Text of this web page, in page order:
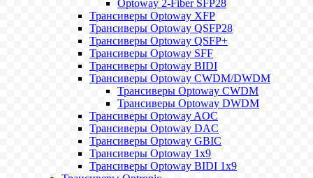
Optoway 2-Fiber SFP28
Трансиверы Optoway XFP
Трансиверы Optoway QSFP28
Трансиверы Optoway QSFP+
Трансиверы Optoway SFF
Трансиверы Optoway BIDI
Трансиверы Optoway CWDM/DWDM
Трансиверы Optoway CWDM
Трансиверы Optoway DWDM
Трансиверы Optoway AOC
Трансиверы Optoway DAC
Трансиверы Optoway GBIC
Трансиверы Optoway 1х9
Трансиверы Optoway BIDI 1x9